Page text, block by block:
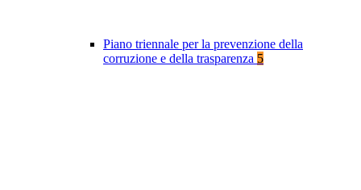
Piano triennale per la prevenzione della
corruzione e della trasparenza 5